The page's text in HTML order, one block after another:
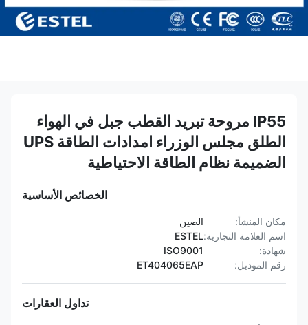
IP55 مروحة تبريد القطب جبل في الهواء
الطلق مجلس الوزراء امدادات الطاقة UPS
الضميمة نظام الطاقة الاحتياطية
الخصائص الأساسية
مكان المنشأ:
الصين
اسم العلامة التجارية:ESTEL
شهادة:
ISO9001
رقم الموديل:
ET404065EAP
تداول العقارات